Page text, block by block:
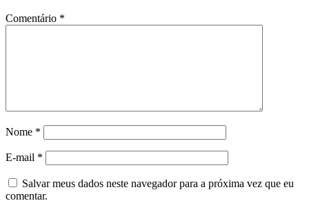
Comentário *
Nome *
E-mail *
Salvar meus dados neste navegador para a próxima vez que eu
comentar.